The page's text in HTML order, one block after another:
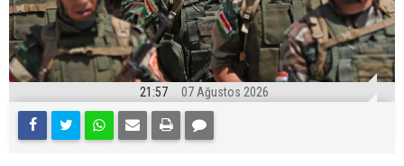
21:57 07 Ağustos 2026